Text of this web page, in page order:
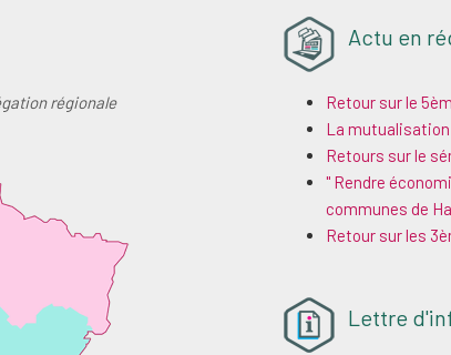
régionale
Actu en
Retour sur le
La
Retours sur le
" Rendre
communes de
Retour sur les
Lettre